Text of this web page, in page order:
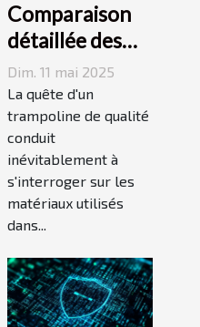
Comparaison
détaillée des
matériaux
utilisés pour les
trampolines
Dim. 11 mai 2025
La quête d'un
trampoline de qualité
conduit
inévitablement à
s'interroger sur les
matériaux utilisés
dans...